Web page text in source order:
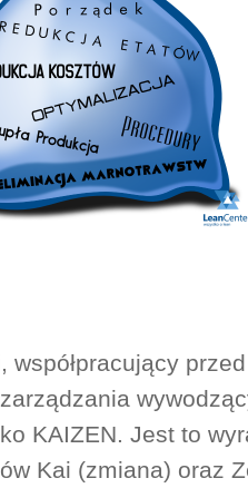
współpracujący
KAIZEN. Jest to
Kai (zmiana) oraz